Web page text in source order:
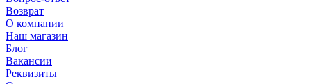
Возврат
О компании
Наш магазин
Блог
Вакансии
Реквизиты